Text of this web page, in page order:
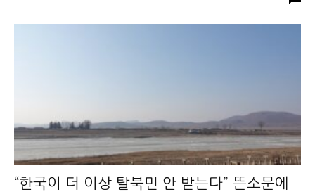
“한국이 더 이상 탈북민 안 받는다” 뜬소문에